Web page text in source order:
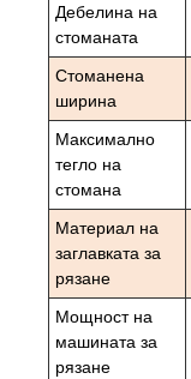
Дебелина на
стоманата
Стоманена
ширина
Максимално
тегло на
стомана
Материал на
заглавката за
рязане
Мощност на
машината за
рязане